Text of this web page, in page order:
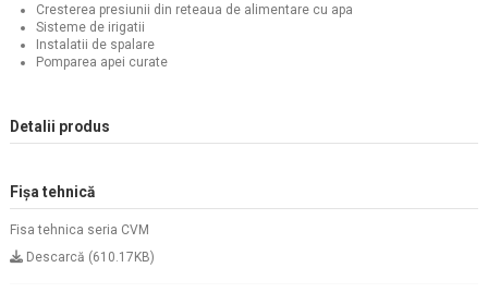
Cresterea presiunii din reteaua de alimentare cu apa
Sisteme de irigatii
Instalatii de spalare
Pomparea apei curate
Detalii produs
Fișa tehnică
Fisa tehnica seria CVM
Descarcă (610.17KB)